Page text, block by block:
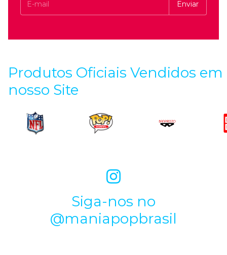
Produtos Oficiais Vendidos em
nosso Site
Siga-nos no
@maniapopbrasil